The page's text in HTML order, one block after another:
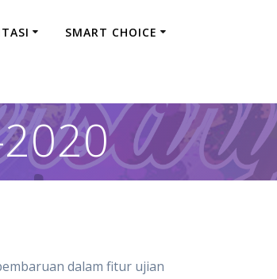
SMART CHOICE
2020
dalam fitur ujian